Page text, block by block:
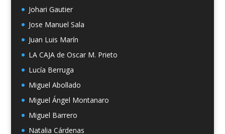
Johari Gautier
Jose Manuel Sala
Juan Luis Marín
LA CAJA de Oscar M. Prieto
Lucía Berruga
Miguel Abollado
Miguel Ángel Montanaro
Miguel Barrero
Natalia Cárdenas